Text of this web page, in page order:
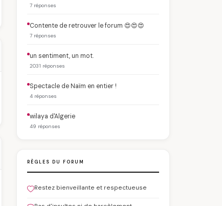
7 réponses
Contente de retrouver le forum 😍😍😍
7 réponses
un sentiment, un mot.
2031 réponses
Spectacle de Naïm en entier !
4 réponses
wilaya d'Algerie
49 réponses
RÈGLES DU FORUM
Restez bienveillante et respectueuse